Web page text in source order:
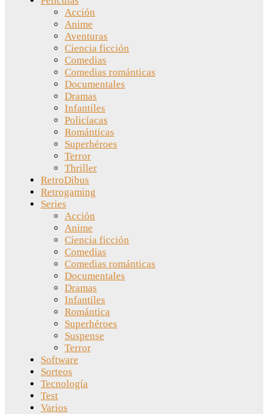
Acción
Anime
Aventuras
Ciencia ficción
Comedias
Comedias románticas
Documentales
Dramas
Infantiles
Policíacas
Románticas
Superhéroes
Terror
Thriller
RetroDibus
Retrogaming
Series
Acción
Anime
Ciencia ficción
Comedias
Comedias románticas
Documentales
Dramas
Infantiles
Romántica
Superhéroes
Suspense
Terror
Software
Sorteos
Tecnología
Test
Varios